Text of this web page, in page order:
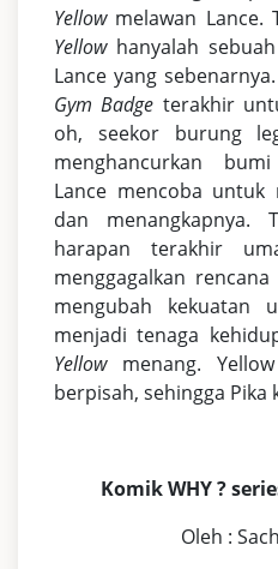
Yellowmelawan Lance.
Yellowhanyalah
Lance yang
Gym Badge terakhir
oh, seekor burung
menghancurkan
Lance mencoba
dan menangkapnya.
harapan terakhir
menggagalkan
mengubah kekuatan
menjadi tenaga
Yellowmenang.
berpisah, sehingga Pika
Komik WHY ?
Oleh :